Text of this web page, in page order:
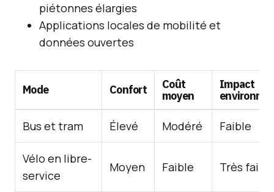
piétonnes élargies
Applications locales de mobilité et
données ouvertes
Mode Confort
Coût
moyen
Impact
Bus et tram Élevé Modéré Faible
Vélo en libre-
service
Moyen Faible Très